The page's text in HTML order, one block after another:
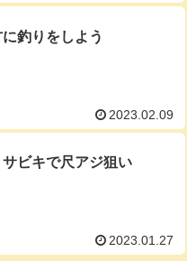
釣りをしよう
2023.02.09
ビキで尺アジ狙い
2023.01.27